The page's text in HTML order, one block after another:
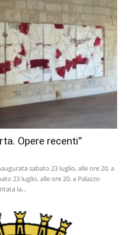
Opere recenti”
sabato 23 luglio, alle ore 20, a
23 luglio, alle ore 20, a Palazzo
la...